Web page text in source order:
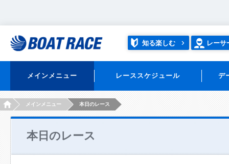
知る楽しむ レーサ
メインメニュー レーススケジュール デ
HOMEメインメニュー 本日のレース
本日のレース